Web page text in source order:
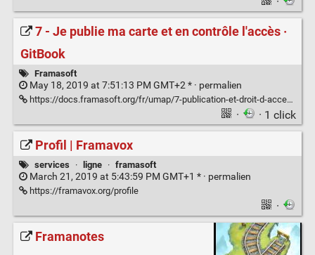
7 - Je publie ma carte et en contrôle l'accès ·
GitBook
Framasoft
May 18, 2019 at 7:51:13 PM GMT+2 * · permalien
https://docs.framasoft.org/fr/umap/7-publication-et-droit-d-acces.html
· · 1 click
Profil | Framavox
services · ligne · framasoft
March 21, 2019 at 5:43:59 PM GMT+1 * · permalien
https://framavox.org/profile
·
Framanotes